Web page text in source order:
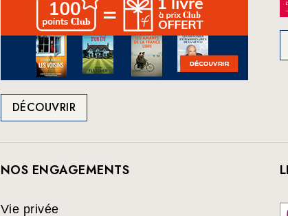
DÉCOUVRIR
NOS ENGAGEMENTS
Vie privée